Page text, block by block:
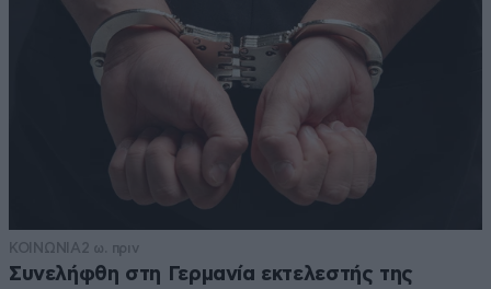
ΚΟΙΝΩΝΙΑ 2 ω. πριν
Συνελήφθη στη Γερμανία εκτελεστής της